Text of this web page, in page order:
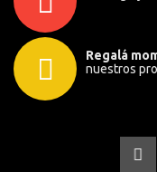
Regalá
nuestros